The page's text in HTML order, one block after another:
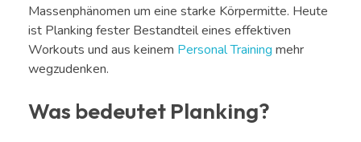
Massenphänomen um eine starke Körpermitte. Heute
ist Planking fester Bestandteil eines effektiven
Workouts und aus keinem Personal Training mehr
wegzudenken.
Was bedeutet Planking?